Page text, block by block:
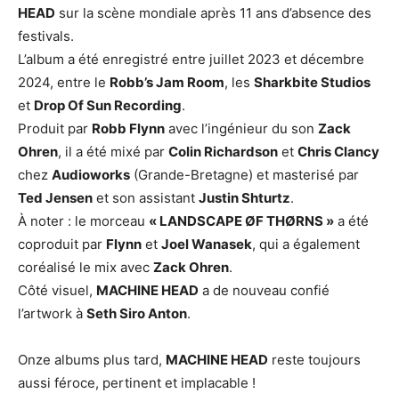
HEAD sur la scène mondiale après 11 ans d’absence des
festivals.
L’album a été enregistré entre juillet 2023 et décembre
2024, entre le Robb’s Jam Room, les Sharkbite Studios
et Drop Of Sun Recording.
Produit par Robb Flynn avec l’ingénieur du son Zack
Ohren, il a été mixé par Colin Richardson et Chris Clancy
chez Audioworks (Grande-Bretagne) et masterisé par
Ted Jensen et son assistant Justin Shturtz.
À noter : le morceau « LANDSCAPE ØF THØRNS » a été
coproduit par Flynn et Joel Wanasek, qui a également
coréalisé le mix avec Zack Ohren.
Côté visuel, MACHINE HEAD a de nouveau confié
l’artwork à Seth Siro Anton.
Onze albums plus tard, MACHINE HEAD reste toujours
aussi féroce, pertinent et implacable !